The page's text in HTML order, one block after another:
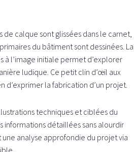
de calque sont glissées dans le carnet,
du bâtiment sont dessinées. La
à l’image initiale permet d’explorer
ludique. Ce petit clin d’œil aux
d’exprimer la fabrication d’un projet.
techniques et ciblées du
informations détaillées sans alourdir
analyse approfondie du projet via